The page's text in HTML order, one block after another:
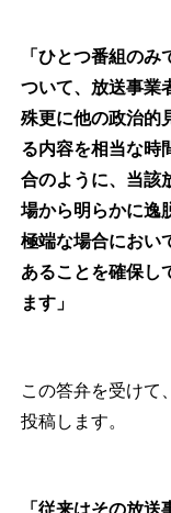
「ひとつ番組のみ
ついて、放送事業
殊更に他の政治的
る内容を相当な時
合のように、当該
場から明らかに逸
極端な場合におい
あることを確保し
ます」
この答弁を受けて
投稿します。